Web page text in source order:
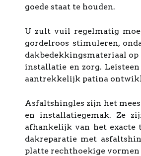
goede staat te houden.
U zult vuil regelmatig
gordelroos stimuleren,
dakbedekkingsmateriaal op
installatie en zorg.
aantrekkelijk patina
Asfaltshingles zijn het
en installatiegemak. Ze
afhankelijk van het exacte
dakreparatie met
platte rechthoekige